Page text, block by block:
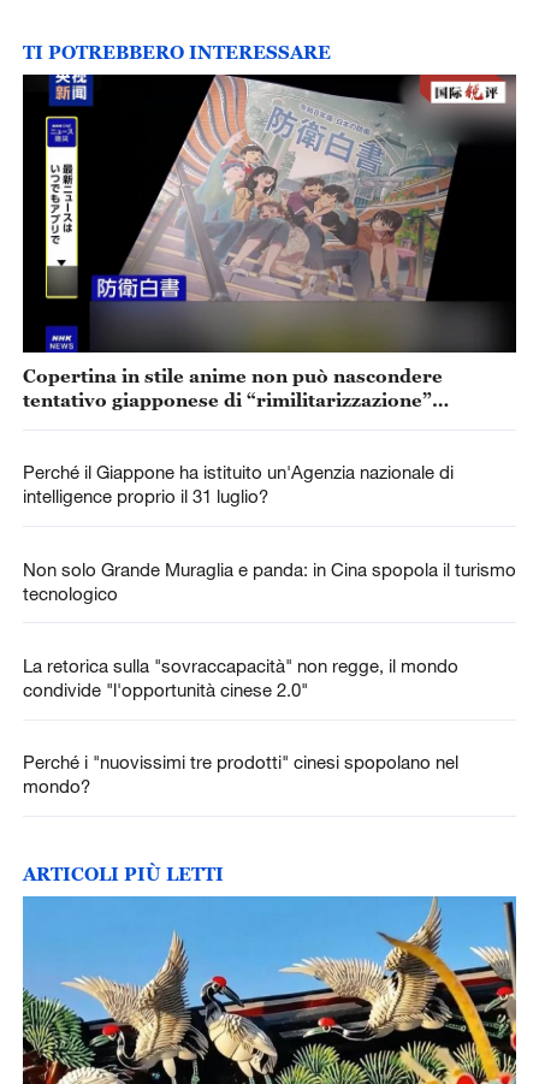
TI POTREBBERO INTERESSARE
Copertina in stile anime non può nascondere
tentativo giapponese di “rimilitarizzazione”
Perché il Giappone ha istituito un'Agenzia nazionale di
intelligence proprio il 31 luglio?
Non solo Grande Muraglia e panda: in Cina spopola il turismo
tecnologico
La retorica sulla "sovraccapacità" non regge, il mondo
condivide "l'opportunità cinese 2.0"
Perché i "nuovissimi tre prodotti" cinesi spopolano nel
mondo?
ARTICOLI PIÙ LETTI